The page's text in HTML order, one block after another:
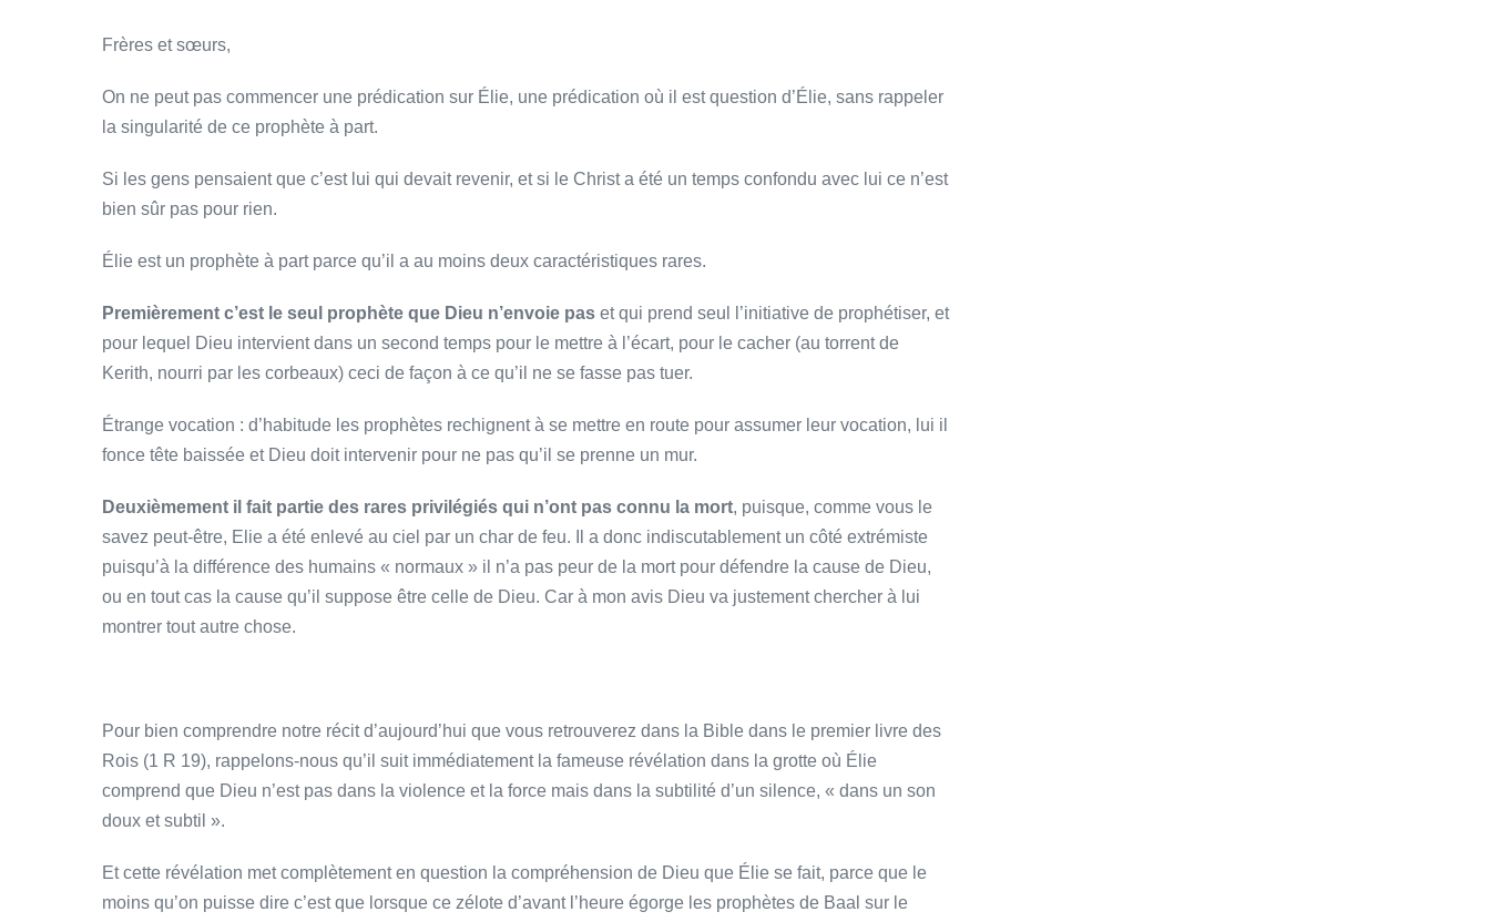
Frères et sœurs,
On ne peut pas commencer une prédication sur Élie, une prédication où il est question d’Élie, sans rappeler
la singularité de ce prophète à part.
Si les gens pensaient que c’est lui qui devait revenir, et si le Christ a été un temps confondu avec lui ce n’est
bien sûr pas pour rien.
Élie est un prophète à part parce qu’il a au moins deux caractéristiques rares.
Premièrement c’est le seul prophète que Dieu n’envoie pas et qui prend seul l’initiative de prophétiser, et
pour lequel Dieu intervient dans un second temps pour le mettre à l’écart, pour le cacher (au torrent de
Kerith, nourri par les corbeaux) ceci de façon à ce qu’il ne se fasse pas tuer.
Étrange vocation : d’habitude les prophètes rechignent à se mettre en route pour assumer leur vocation, lui il
fonce tête baissée et Dieu doit intervenir pour ne pas qu’il se prenne un mur.
Deuxièmement il fait partie des rares privilégiés qui n’ont pas connu la mort, puisque, comme vous le
savez peut-être, Elie a été enlevé au ciel par un char de feu. Il a donc indiscutablement un côté extrémiste
puisqu’à la différence des humains « normaux » il n’a pas peur de la mort pour défendre la cause de Dieu,
ou en tout cas la cause qu’il suppose être celle de Dieu. Car à mon avis Dieu va justement chercher à lui
montrer tout autre chose.
Pour bien comprendre notre récit d’aujourd’hui que vous retrouverez dans la Bible dans le premier livre des
Rois (1 R 19), rappelons-nous qu’il suit immédiatement la fameuse révélation dans la grotte où Élie
comprend que Dieu n’est pas dans la violence et la force mais dans la subtilité d’un silence, « dans un son
doux et subtil ».
Et cette révélation met complètement en question la compréhension de Dieu que Élie se fait, parce que le
moins qu’on puisse dire c’est que lorsque ce zélote d’avant l’heure égorge les prophètes de Baal sur le